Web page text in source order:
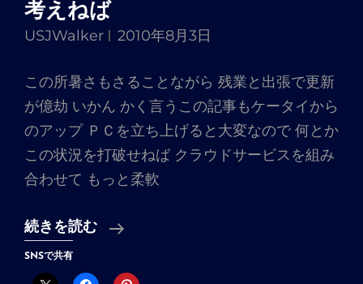
考えねば
USJWalker 2010年8月3日
この所暑さもさることながら 残業と出張で更新
が億劫 いかん かく言うこの記事もケータイから
のアップ ＰＣを立ち上げると大変なので 何とか
この状況を打破せねば クラウドサービスを組み
合わせて もっと柔軟
続きを読む
考
ね
SNSで共有